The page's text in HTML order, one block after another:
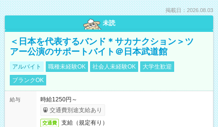
掲載日：2026.08.03
未読
＜日本を代表するバンド＊サカナクション＞ツ
アー公演のサポートバイト＠日本武道館
アルバイト 職種未経験OK 社会人未経験OK
大学生歓迎
ブランクOK
給与
時給1250円～
交通費別途支給あり
交通費 支給（規定有り）